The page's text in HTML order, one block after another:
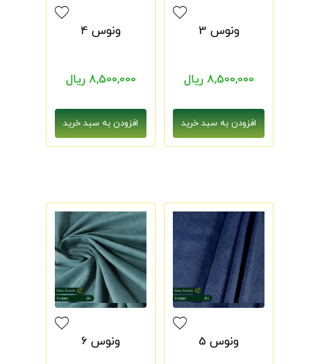
ونوس 3
8,500,000 ریال
ونوس 4
8,500,000 ریال
ونوس 5 ونوس 6